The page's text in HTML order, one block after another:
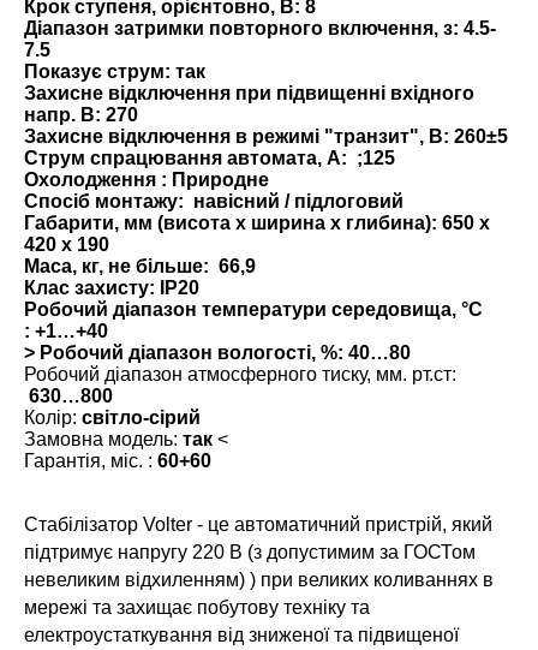
Крок ступеня, орієнтовно, В: 8
Діапазон затримки повторного включення, з: 4.5-
7.5
Показує струм: так
Захисне відключення при підвищенні вхідного
напр. В: 270
Захисне відключення в режимі "транзит", В: 260±5
Струм спрацювання автомата, А: ;125
Охолодження : Природне
Спосіб монтажу: навісний / підлоговий
Габарити, мм (висота x ширина x глибина): 650 х
420 х 190
Маса, кг, не більше: 66,9
Клас захисту: IP20
Робочий діапазон температури середовища, °С
: +1…+40
> Робочий діапазон вологості, %: 40…80
Робочий діапазон атмосферного тиску, мм. рт.ст:
630…800
Колір: світло-сірий
Замовна модель: так <
Гарантія, міс. : 60+60
Стабілізатор Volter - це автоматичний пристрій, який
підтримує напругу 220 В (з допустимим за ГОСТом
невеликим відхиленням) ) при великих коливаннях в
мережі та захищає побутову техніку та
електроустаткування від зниженої та підвищеної